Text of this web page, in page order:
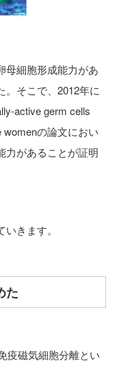
母細胞形成能力があ
。そこで、2012年に
active germ cells
womenの論文におい
力があることが証明
きます。
た
疫磁気細胞分離とい